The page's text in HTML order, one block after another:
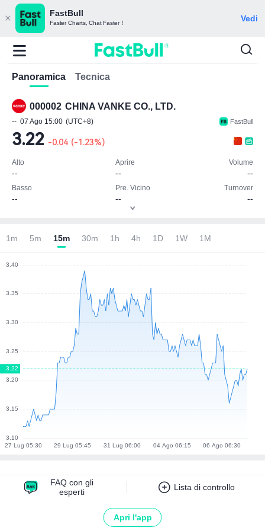
FastBull
Faster Charts, Chat Faster！ Vedi
Panoramica Tecnica
000002 CHINA VANKE CO., LTD.
-- 07 Ago 15:00 (UTC+8) FastBull
3.22 -0.04 (-1.23%)
Alto
--
Basso
--
Aprire
--
Pre. Vicino
--
Volume
--
Turnover
--
1m 5m 15m 30m 1h 4h 1D 1W 1M
FAQ con gli
esperti
Lista di controllo
Apri l'app